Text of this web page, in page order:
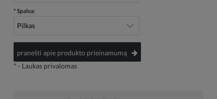
* Spalva:
pranešti apie produkto prieinamumą
* - Laukas privalomas